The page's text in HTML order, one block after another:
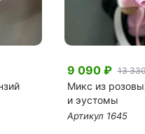
9 090 ₽ 13
Микс из
и эустомы
Артикул 1645